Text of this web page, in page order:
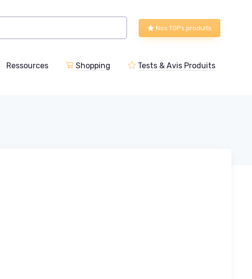
Nos TOPs produits
Ressources Shopping Tests & Avis Produits